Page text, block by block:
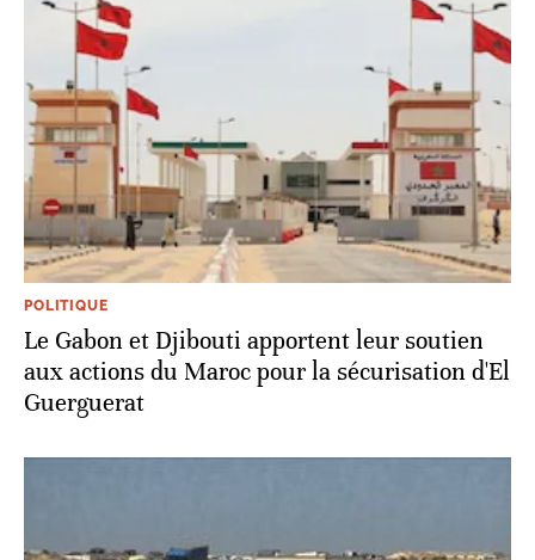
POLITIQUE
Le Gabon et Djibouti apportent leur soutien
aux actions du Maroc pour la sécurisation d'El
Guerguerat